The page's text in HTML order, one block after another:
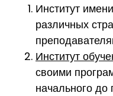
Институт
различных
Институт
своими
начального до